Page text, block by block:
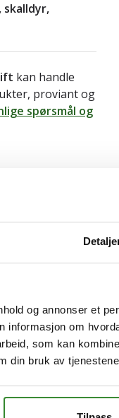
og annonser et
informasjon om
som kan
din bruk av
kan handle
proviant og
spørsmål og